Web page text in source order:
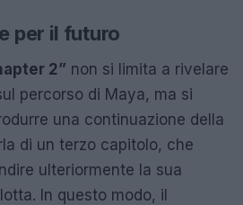
per il futuro
2” non si limita a rivelare
percorso di Maya, ma si
una continuazione della
di un terzo capitolo, che
ulteriormente la sua
In questo modo, il